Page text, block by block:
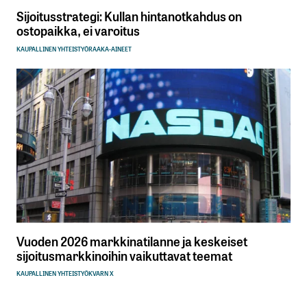
Sijoitusstrategi: Kullan hintanotkahdus on
ostopaikka, ei varoitus
KAUPALLINEN YHTEISTYÖRAAKA-AINEET
Vuoden 2026 markkinatilanne ja keskeiset
sijoitusmarkkinoihin vaikuttavat teemat
KAUPALLINEN YHTEISTYÖKVARN X